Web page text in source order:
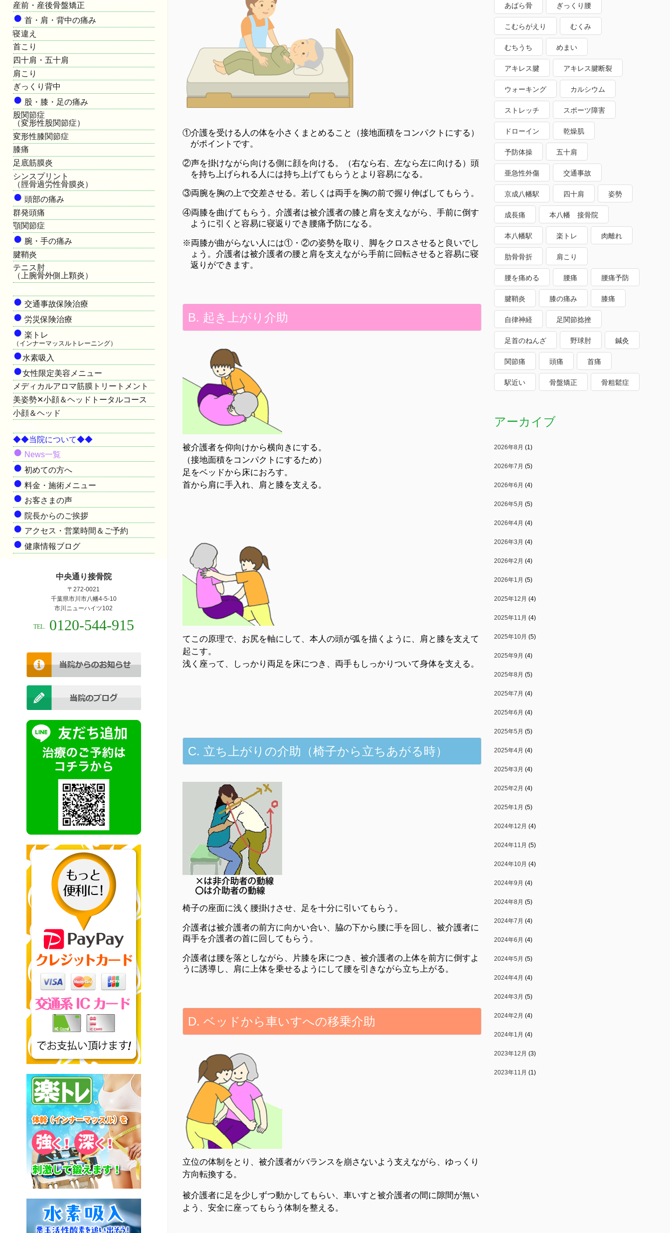
産前・産後骨盤矯正
● 首・肩・背中の痛み
寝違え
首こり
四十肩・五十肩
肩こり
ぎっくり背中
● 股・膝・足の痛み
股関節症
（変形性股関節症）
変形性膝関節症
膝痛
足底筋膜炎
シンスプリント
（脛骨過労性骨膜炎）
● 頭部の痛み
群発頭痛
顎関節症
● 腕・手の痛み
腱鞘炎
テニス肘
（上腕骨外側上顆炎）
● 交通事故保険治療
● 労災保険治療
● 楽トレ
（インナーマッスルトレーニング）
●水素吸入
●女性限定美容メニュー
メディカルアロマ筋膜トリートメント
美姿勢✕小顔＆ヘッドトータルコース
小顔＆ヘッド
◆◆当院について◆◆
● News一覧
● 初めての方へ
● 料金・施術メニュー
● お客さまの声
● 院長からのご挨拶
● アクセス・営業時間＆ご予約
● 健康情報ブログ
中央通り接骨院
〒272-0021
千葉県市川市八幡4-5-10
市川ニューハイツ102
TEL. 0120-544-915
①介護を受ける人の体を小さくまとめること（接地面積をコンパクトにする）
がポイントです。
②声を掛けながら向ける側に顔を向ける。（右なら右、左なら左に向ける）頭
を持ち上げられる人には持ち上げてもらうとより容易になる。
③両腕を胸の上で交差させる。若しくは両手を胸の前で握り伸ばしてもらう。
④両膝を曲げてもらう。介護者は被介護者の膝と肩を支えながら、手前に倒す
ように引くと容易に寝返りでき腰痛予防になる。
※両膝が曲がらない人には①・②の姿勢を取り、脚をクロスさせると良いでし
ょう。介護者は被介護者の腰と肩を支えながら手前に回転させると容易に寝
返りができます。
B. 起き上がり介助
被介護者を仰向けから横向きにする。
（接地面積をコンパクトにするため）
足をベッドから床におろす。
首から肩に手入れ、肩と膝を支える。
てこの原理で、お尻を軸にして、本人の頭が弧を描くように、肩と膝を支えて
起こす。
浅く座って、しっかり両足を床につき、両手もしっかりついて身体を支える。
C. 立ち上がりの介助（椅子から立ちあがる時）
椅子の座面に浅く腰掛けさせ、足を十分に引いてもらう。
介護者は被介護者の前方に向かい合い、脇の下から腰に手を回し、被介護者に
両手を介護者の首に回してもらう。
介護者は腰を落としながら、片膝を床につき、被介護者の上体を前方に倒すよ
うに誘導し、肩に上体を乗せるようにして腰を引きながら立ち上がる。
D. ベッドから車いすへの移乗介助
立位の体制をとり、被介護者がバランスを崩さないよう支えながら、ゆっくり
方向転換する。
被介護者に足を少しずつ動かしてもらい、車いすと被介護者の間に隙間が無い
よう、安全に座ってもらう体制を整える。
あばら骨 ぎっくり腰
こむらがえり むくみ
むちうち めまい
アキレス腱 アキレス腱断裂
ウォーキング カルシウム
ストレッチ スポーツ障害
ドローイン 乾燥肌
予防体操 五十肩
亜急性外傷 交通事故
京成八幡駅 四十肩 姿勢
成長痛 本八幡 接骨院
本八幡駅 楽トレ 肉離れ
肋骨骨折 肩こり
腰を痛める 腰痛 腰痛予防
腱鞘炎 膝の痛み 膝痛
自律神経 足関節捻挫
足首のねんざ 野球肘 鍼灸
関節痛 頭痛 首痛
駅近い 骨盤矯正 骨粗鬆症
アーカイブ
2026年8月 (1)
2026年7月 (5)
2026年6月 (4)
2026年5月 (5)
2026年4月 (4)
2026年3月 (4)
2026年2月 (4)
2026年1月 (5)
2025年12月 (4)
2025年11月 (4)
2025年10月 (5)
2025年9月 (4)
2025年8月 (5)
2025年7月 (4)
2025年6月 (4)
2025年5月 (5)
2025年4月 (4)
2025年3月 (4)
2025年2月 (4)
2025年1月 (5)
2024年12月 (4)
2024年11月 (5)
2024年10月 (4)
2024年9月 (4)
2024年8月 (5)
2024年7月 (4)
2024年6月 (4)
2024年5月 (5)
2024年4月 (4)
2024年3月 (5)
2024年2月 (4)
2024年1月 (4)
2023年12月 (3)
2023年11月 (1)